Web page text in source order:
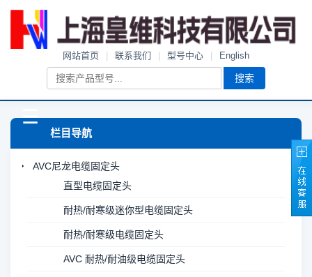
网站首页 联系我们 型号中心 English
搜索
☰
栏目导航
AVC尼龙电缆固定头
直型电缆固定头
耐热/耐寒级迷你型电缆固定头
耐热/耐寒级电缆固定头
AVC 耐热/耐油级电缆固定头